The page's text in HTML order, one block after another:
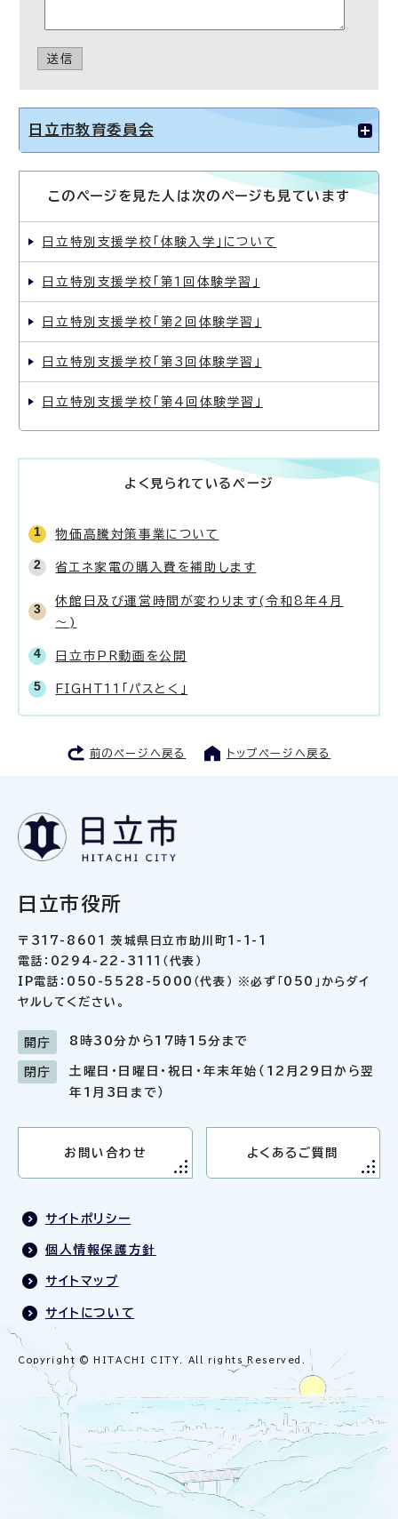
送信
日立市教育委員会
このページを見た人は次のページも見ています
日立特別支援学校「体験入学」について
日立特別支援学校「第1回体験学習」
日立特別支援学校「第2回体験学習」
日立特別支援学校「第3回体験学習」
日立特別支援学校「第4回体験学習」
よく見られているページ
物価高騰対策事業について
省エネ家電の購入費を補助します
休館日及び運営時間が変わります(令和8年4月
～)
日立市PR動画を公開
FIGHT11「パスとく」
前のページへ戻る トップページへ戻る
日立市役所
〒317-8601 茨城県日立市助川町1-1-1
電話：0294-22-3111（代表）
IP電話：050-5528-5000（代表） ※必ず「050」からダイ
ヤルしてください。
開庁 8時30分から17時15分まで
閉庁
土曜日・日曜日・祝日・年末年始（12月29日から翌
年1月3日まで）
お問い合わせ よくあるご質問
サイトポリシー
個人情報保護方針
サイトマップ
サイトについて
Copyright © HITACHI CITY. All rights Reserved.